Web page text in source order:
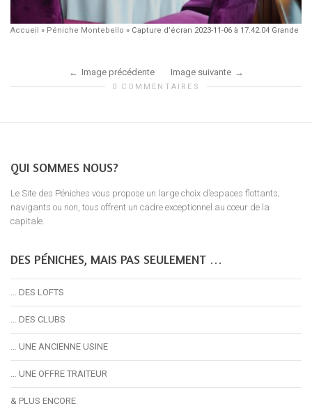
Accueil » Péniche Montebello » Capture d’écran 2023-11-06 à 17.42.04 Grande
Image précédente Image suivante
0 COMMENTAIRES
QUI SOMMES NOUS?
Le Site des Péniches vous propose un large choix d’espaces flottants;
navigants ou non, tous offrent un cadre exceptionnel au coeur de la
capitale.
DES PÉNICHES, MAIS PAS SEULEMENT …
… DES LOFTS
… DES CLUBS
… UNE ANCIENNE USINE
… UNE OFFRE TRAITEUR
& PLUS ENCORE